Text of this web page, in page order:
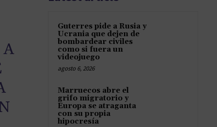
Guterres pide a Rusia y
Ucrania que dejen de
bombardear civiles
como si fuera un
videojuego
agosto 6, 2026
Marruecos abre el
grifo migratorio y
Europa se atraganta
con su propia
hipocresía